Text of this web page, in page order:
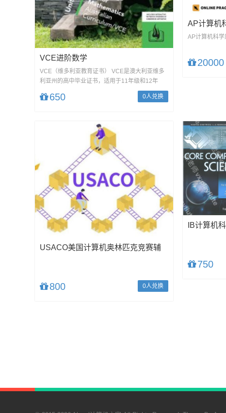
VCE进阶数学
VCE（维多利亚教育证书） VCE是澳大利亚维多
利亚州的高中毕业证书，适用于11年级和12年
650 0人兑换
AP计算机
AP计算机科学
20000
USACO美国计算机奥林匹克竞赛辅
800 0人兑换
IB计算机
750